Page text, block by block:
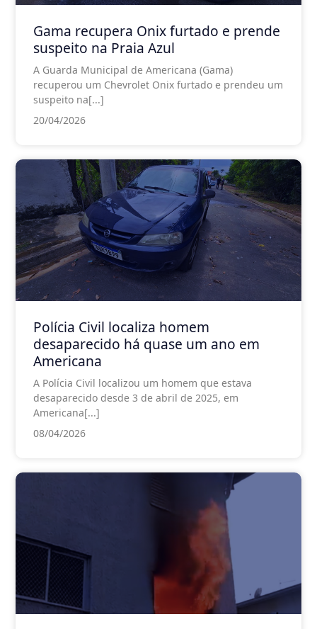
Gama recupera Onix furtado e prende
suspeito na Praia Azul
A Guarda Municipal de Americana (Gama)
recuperou um Chevrolet Onix furtado e prendeu um
suspeito na[...]
20/04/2026
Polícia Civil localiza homem
desaparecido há quase um ano em
Americana
A Polícia Civil localizou um homem que estava
desaparecido desde 3 de abril de 2025, em
Americana[...]
08/04/2026